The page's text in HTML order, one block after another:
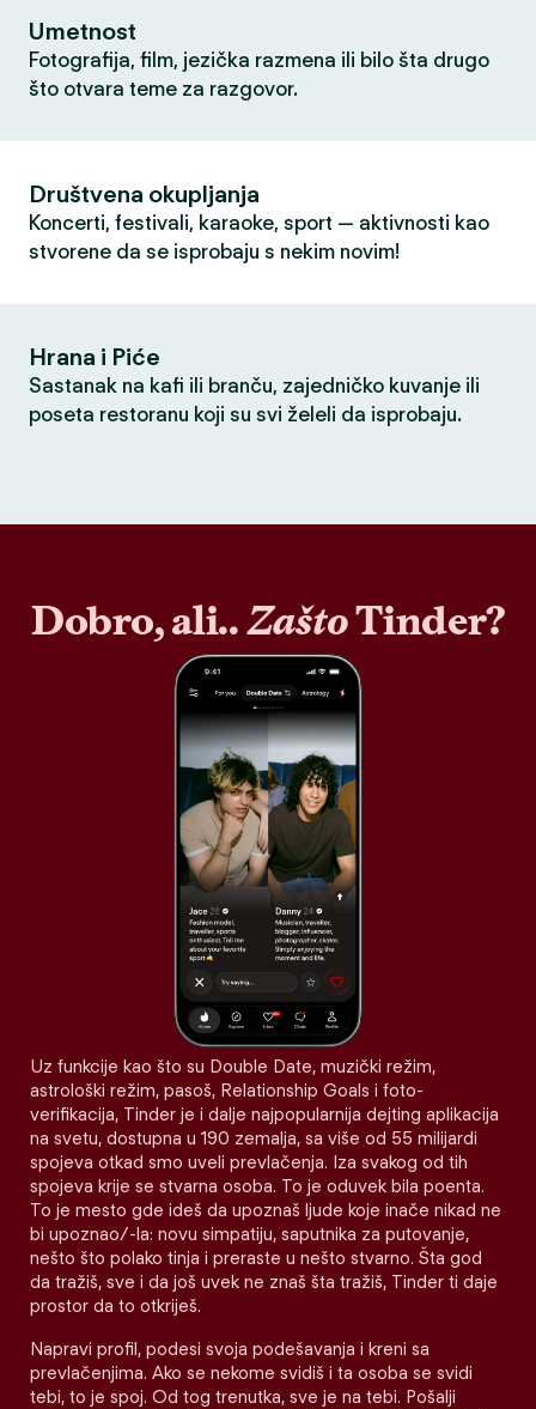
Umetnost
Fotografija, film, jezička razmena ili bilo šta drugo
što otvara teme za razgovor.
Društvena okupljanja
Koncerti, festivali, karaoke, sport — aktivnosti kao
stvorene da se isprobaju s nekim novim!
Hrana i Piće
Sastanak na kafi ili branču, zajedničko kuvanje ili
poseta restoranu koji su svi želeli da isprobaju.
Dobro, ali..ZaštoTinder?
Uz funkcije kao što su Double Date, muzički režim,
astrološki režim, pasoš, Relationship Goals i foto-
verifikacija, Tinder je i dalje najpopularnija dejting aplikacija
na svetu, dostupna u 190 zemalja, sa više od 55 milijardi
spojeva otkad smo uveli prevlačenja. Iza svakog od tih
spojeva krije se stvarna osoba. To je oduvek bila poenta.
To je mesto gde ideš da upoznaš ljude koje inače nikad ne
bi upoznao/-la: novu simpatiju, saputnika za putovanje,
nešto što polako tinja i preraste u nešto stvarno. Šta god
da tražiš, sve i da još uvek ne znaš šta tražiš, Tinder ti daje
prostor da to otkriješ.
Napravi profil, podesi svoja podešavanja i kreni sa
prevlačenjima. Ako se nekome svidiš i ta osoba se svidi
tebi, to je spoj. Od tog trenutka, sve je na tebi. Pošalji